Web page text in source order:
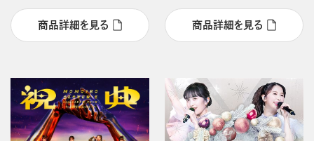
商品詳細を見る 商品詳細を見る